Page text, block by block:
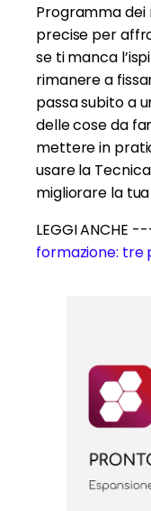
Programma
precise per
se ti manca
rimanere a
passa subito a
delle cose da
mettere in
usare la
migliorare la
LEGGI ANCHE
formazione: tre